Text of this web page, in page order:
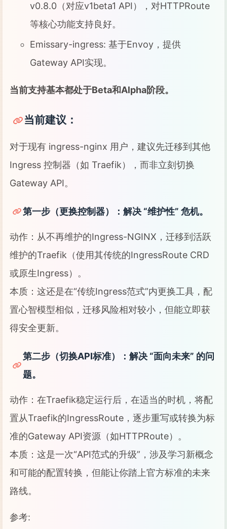
v0.8.0（对应v1beta1 API），对HTTPRoute
等核心功能支持良好。
Emissary-ingress: 基于Envoy，提供
Gateway API实现。
当前支持基本都处于Beta和Alpha阶段。
当前建议：
对于现有 ingress-nginx 用户，建议先迁移到其他
Ingress 控制器（如 Traefik），而非立刻切换
Gateway API。
第一步（更换控制器）：解决 “维护性” 危机。
动作：从不再维护的Ingress-NGINX，迁移到活跃
维护的Traefik（使用其传统的IngressRoute CRD
或原生Ingress）。
本质：这还是在“传统Ingress范式”内更换工具，配
置心智模型相似，迁移风险相对较小，但能立即获
得安全更新。
第二步（切换API标准）：解决 “面向未来” 的问
题。
动作：在Traefik稳定运行后，在适当的时机，将配
置从Traefik的IngressRoute，逐步重写或转换为标
准的Gateway API资源（如HTTPRoute）。
本质：这是一次“API范式的升级”，涉及学习新概念
和可能的配置转换，但能让你踏上官方标准的未来
路线。
参考: